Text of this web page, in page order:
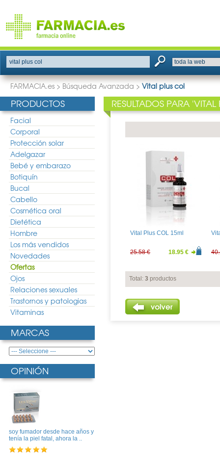
FARMACIA.es > Búsqueda Avanzada > Vital plus col
PRODUCTOS
Facial
Corporal
Protección solar
Adelgazar
Bebé y embarazo
Botiquín
Bucal
Cabello
Cosmética oral
Dietética
Hombre
Los más vendidos
Novedades
Ofertas
Ojos
Relaciones sexuales
Trastornos y patologias
Vitaminas
MARCAS
OPINIÓN
soy fumador desde hace años y
tenía la piel fatal, ahora la ..
RESULTADOS PARA
Vital Plus COL 15ml
25.58 € 18.95 €
Total: 3 productos